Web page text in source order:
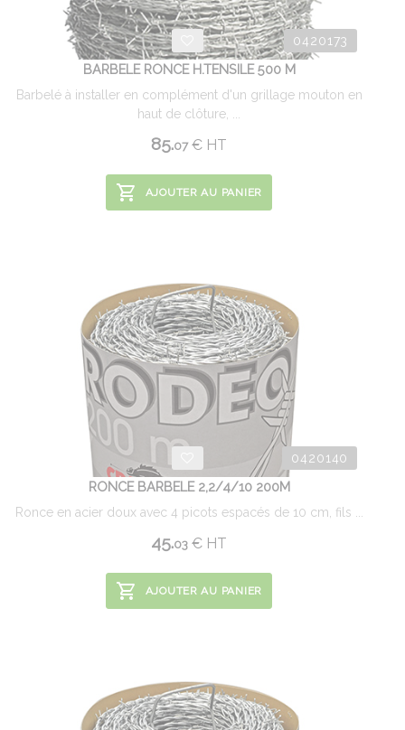
0420173
BARBELE RONCE H.TENSILE 500 M
Barbelé à installer en complément d'un grillage mouton en
haut de clôture, ...
85.07 € HT
AJOUTER AU PANIER
0420140
RONCE BARBELE 2,2/4/10 200M
Ronce en acier doux avec 4 picots espacés de 10 cm, fils ...
45.03 € HT
AJOUTER AU PANIER